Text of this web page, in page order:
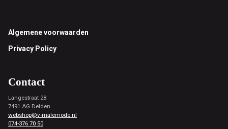
Footer
Algemene voorwaarden
Privacy Policy
Contact
Langestraat 28
7491 AG Delden
webshop@v-malemode.nl
074-376 70 50